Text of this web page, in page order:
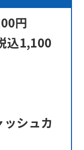
円
込1,100
ッシュカ